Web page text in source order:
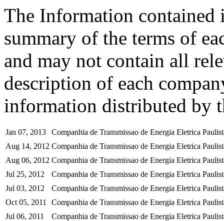
The Information contained
summary of the terms of
and may not contain all
description of each
information distributed by
Jan 07, 2013
Companhia de Transmissao de Energia Eletrica
Aug 14, 2012 Companhia de Transmissao de Energia Eletrica
Aug 06, 2012 Companhia de Transmissao de Energia Eletrica
Jul 25, 2012
Companhia de Transmissao de Energia Eletrica
Jul 03, 2012
Companhia de Transmissao de Energia Eletrica
Oct 05, 2011
Companhia de Transmissao de Energia Eletrica
Jul 06, 2011
Companhia de Transmissao de Energia Eletrica